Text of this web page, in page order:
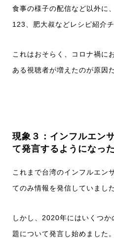
食事の様子の配信など以外に
123、肥大叔などレシピ紹介
これはおそらく、コロナ禍に
ある視聴者が増えたのが原因
現象３：インフルエン
て発言するようになった
これまで台湾のインフルエン
てのみ情報を発信していました
しかし、2020年にはいくつ
題について発言し始めました。